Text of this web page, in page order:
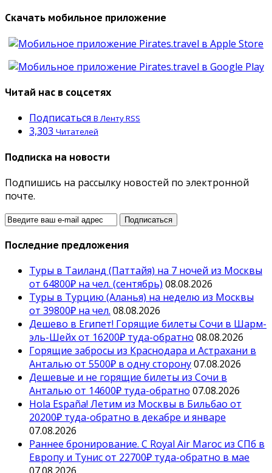
Скачать мобильное приложение
Читай нас в соцсетях
Подписаться В Ленту RSS
3,303 Читателей
Подписка на новости
Подпишись на рассылку новостей по электронной
почте.
Последние предложения
Туры в Таиланд (Паттайя) на 7 ночей из Москвы
от 64800₽ на чел. (сентябрь) 08.08.2026
Туры в Турцию (Аланья) на неделю из Москвы
от 39800₽ на чел. 08.08.2026
Дешево в Египет! Горящие билеты Сочи в Шарм-
эль-Шейх от 16200₽ туда-обратно 08.08.2026
Горящие забросы из Краснодара и Астрахани в
Анталью от 5500₽ в одну сторону07.08.2026
Дешевые и не горящие билеты из Сочи в
Анталью от 14600₽ туда-обратно 07.08.2026
Hola España! Летим из Москвы в Бильбао от
20200₽ туда-обратно в декабре и январе
07.08.2026
Раннее бронирование. С Royal Air Maroc из СПб в
Европу и Тунис от 22700₽ туда-обратно в мае